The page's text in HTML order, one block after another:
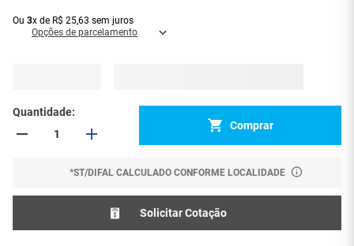
Ou 3x de R$ 25,63 sem juros
Opções de parcelamento
Quantidade
Comprar
*ST/DIFAL CALCULADO CONFORME LOCALIDADE
Solicitar Cotação